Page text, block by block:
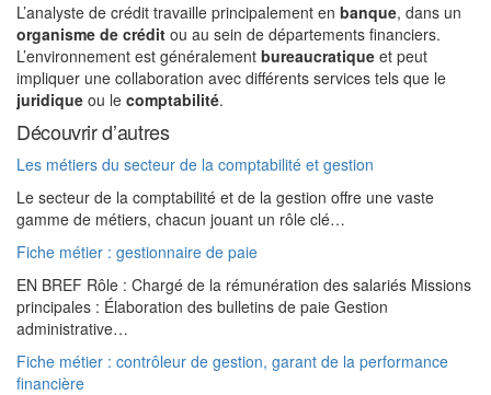
L’analyste de crédit travaille principalement en banque, dans un
organisme de crédit ou au sein de départements financiers.
L’environnement est généralement bureaucratique et peut
impliquer une collaboration avec différents services tels que le
juridique ou le comptabilité.
Découvrir d’autres
Les métiers du secteur de la comptabilité et gestion
Le secteur de la comptabilité et de la gestion offre une vaste
gamme de métiers, chacun jouant un rôle clé…
Fiche métier : gestionnaire de paie
EN BREF Rôle : Chargé de la rémunération des salariés Missions
principales : Élaboration des bulletins de paie Gestion
administrative…
Fiche métier : contrôleur de gestion, garant de la performance
financière